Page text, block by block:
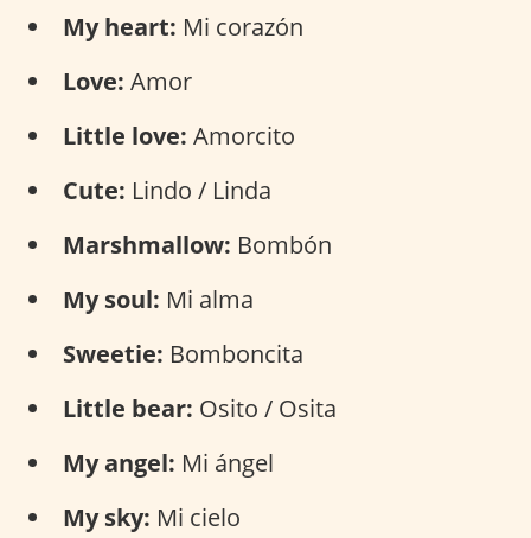
My heart: Mi corazón
Love: Amor
Little love: Amorcito
Cute: Lindo / Linda
Marshmallow: Bombón
My soul: Mi alma
Sweetie: Bomboncita
Little bear: Osito / Osita
My angel: Mi ángel
My sky: Mi cielo